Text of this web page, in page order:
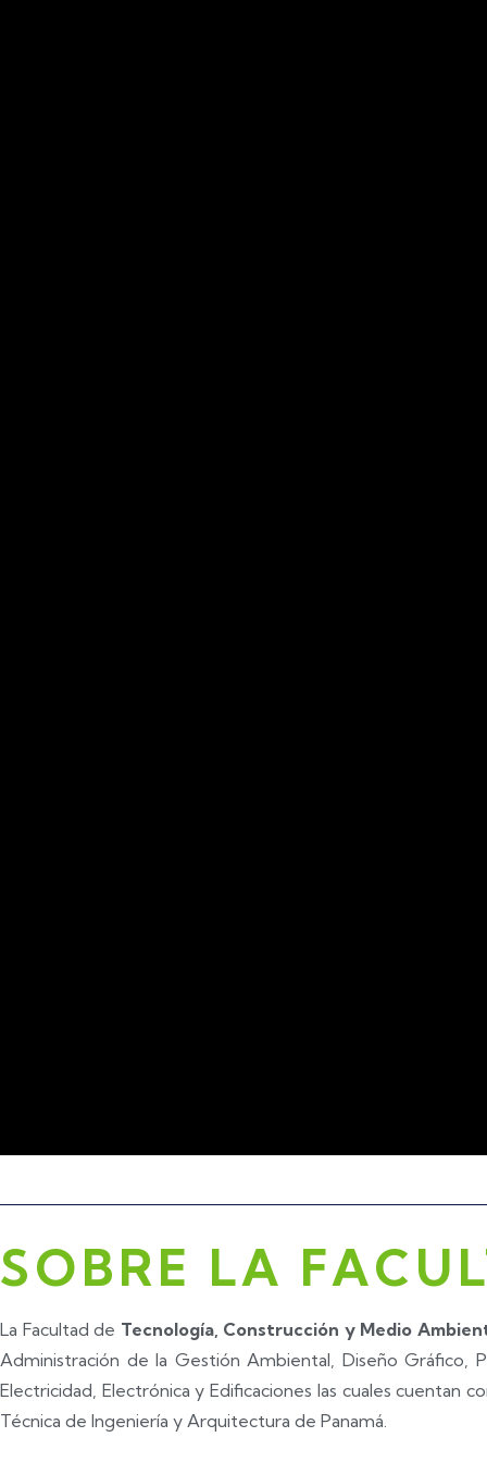
SOBRE LA
La Facultad de Tecnología, Construcción y Medio
Administración de la Gestión Ambiental, Diseño Gráfico,
Electricidad, Electrónica y Edificaciones las cuales cuentan
Técnica de Ingeniería y Arquitectura de Panamá.